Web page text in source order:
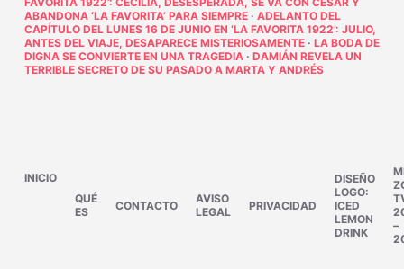
ABANDONA ‘LA FAVORITA’ PARA SIEMPRE· ADELANTO DEL
CAPÍTULO DEL LUNES 16 DE JUNIO EN ‘LA FAVORITA 1922’: JULIO,
ANTES DEL VIAJE, DESAPARECE MISTERIOSAMENTE· LA BODA DE
DIGNA SE CONVIERTE EN UNA TRAGEDIA· DAMIÁN REVELA UN
TERRIBLE SECRETO DE SU PASADO A MARTA Y ANDRÉS
INICIO
QUÉ
ES
CONTACTO
AVISO
LEGAL
PRIVACIDAD
DISEÑO
LOGO:
ICED
LEMON
DRINK
–